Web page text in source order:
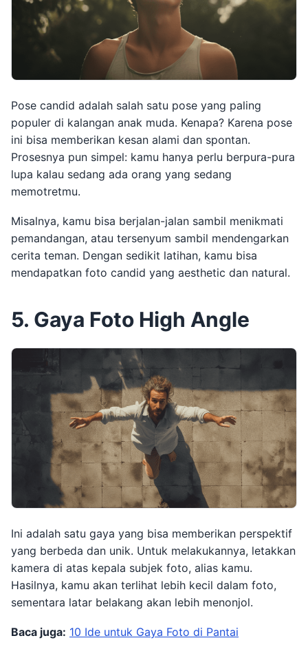
Pose candid adalah salah satu pose yang paling
populer di kalangan anak muda. Kenapa? Karena pose
ini bisa memberikan kesan alami dan spontan.
Prosesnya pun simpel: kamu hanya perlu berpura-pura
lupa kalau sedang ada orang yang sedang
memotretmu.
Misalnya, kamu bisa berjalan-jalan sambil menikmati
pemandangan, atau tersenyum sambil mendengarkan
cerita teman. Dengan sedikit latihan, kamu bisa
mendapatkan foto candid yang aesthetic dan natural.
5. Gaya Foto High Angle
Ini adalah satu gaya yang bisa memberikan perspektif
yang berbeda dan unik. Untuk melakukannya, letakkan
kamera di atas kepala subjek foto, alias kamu.
Hasilnya, kamu akan terlihat lebih kecil dalam foto,
sementara latar belakang akan lebih menonjol.
Baca juga: 10 Ide untuk Gaya Foto di Pantai